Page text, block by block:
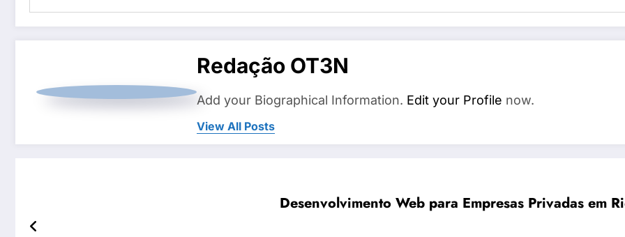
Redação OT3N
Add your Biographical Information. Edit your Profile now.
View All Posts
Desenvolvimento Web para Empresas Privadas em